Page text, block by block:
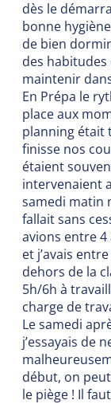
dès le
bonne
de bien
des habitudes
maintenir
En Prépa le
place aux
planning était
finisse nos
étaient
intervenaient
samedi matin
fallait sans
avions entre
et j’avais
dehors de la
5h/6h à
charge de
Le samedi
j’essayais de
début, on
le piège ! Il